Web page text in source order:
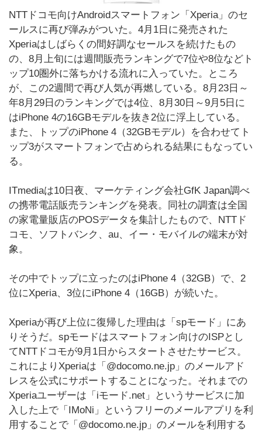
NTTドコモ向けAndroidスマートフォン「Xperia」のセ
ールスに再び弾みがついた。4月1日に発売された
Xperiaはしばらくの間好調なセールスを続けたもの
の、8月上旬には週間販売ランキングで7位や8位などト
ップ10圏外に落ちかける流れに入っていた。ところ
が、この2週間で再び人気が再燃している。8月23日～
年8月29日のランキングでは4位、8月30日～9月5日に
はiPhone 4の16GBモデルを抜き2位に浮上している。
また、トップのiPhone 4（32GBモデル）を合わせてト
ップ3がスマートフォンで占められる結果にもなってい
る。
ITmediaは10日夜、マーケティング会社GfK Japan調べ
の携帯電話販売ランキングを発表。同社の調査は全国
の家電量販店のPOSデータを集計したもので、NTTド
コモ、ソフトバンク、au、イー・モバイルの端末が対
象。
その中でトップに立ったのはiPhone 4（32GB）で、2
位にXperia、3位にiPhone 4（16GB）が続いた。
Xperiaが再び上位に復帰した理由は「spモード」にあ
りそうだ。spモードはスマートフォン向けのISPとし
てNTTドコモが9月1日からスタートさせたサービス。
これによりXperiaは「@docomo.ne.jp」のメールアド
レスを公式にサポートすることになった。それまでの
Xperiaユーザーは「iモード.net」というサービスに加
入した上で「IMoNi」というフリーのメールアプリを利
用することで「@docomo.ne.jp」のメールを利用する